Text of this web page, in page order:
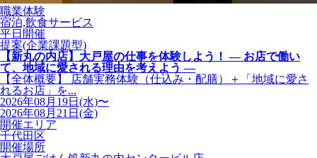
職業体験
宿泊,飲食サービス
平日開催
提案(企業課題型)
【新丸の内店】大戸屋の仕事を体験しよう！ ― お店で働い
て、地域に愛される理由を考えよう ―
【全体概要】 店舗実務体験（仕込み・配膳）＋「地域に愛さ
れるお店」を...
2026年08月19日(水)〜
2026年08月21日(金)
開催エリア
千代田区
開催場所